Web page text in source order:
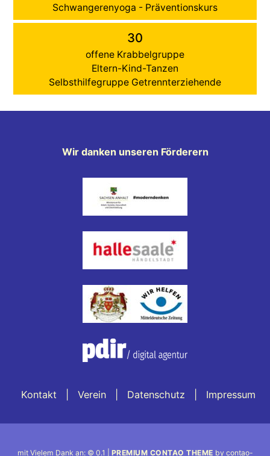
Schwangerenyoga - Präventionskurs
30
offene Krabbelgruppe
Eltern-Kind-Tanzen
Selbsthilfegruppe Getrennterziehende
Wir danken unseren Förderern
Kontakt Verein Datenschutz Impressum
mit Vielem Dank an: © 0.1 | PREMIUM CONTAO THEME by contao-